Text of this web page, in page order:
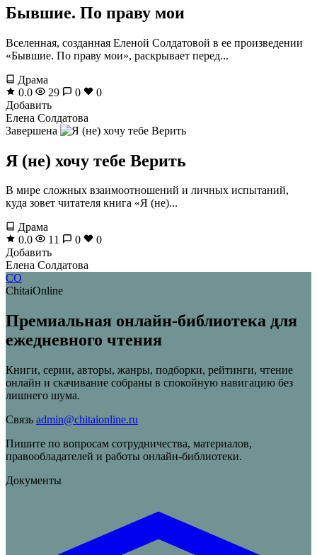
Бывшие. По праву мои
Вселенная, созданная Еленой Солдатовой в ее произведении
«Бывшие. По праву мои», раскрывает перед...
Драма
0.0
29 0
0
Добавить
Елена Солдатова
Завершена
Я (не) хочу тебе Верить
В мире сложных взаимоотношений и личных испытаний,
куда зовет читателя книга «Я (не)...
Драма
0.0
11 0
0
Добавить
Елена Солдатова
CO
ChitaiOnline
Премиальная онлайн-библиотека для
ежедневного чтения
Книги, серии, авторы, жанры, подборки, рейтинги, чтение
онлайн и скачивание собраны в спокойную навигацию без
лишнего шума.
Связь admin@chitaionline.ru
Пишите по вопросам сотрудничества, материалов,
правообладателей и работы онлайн-библиотеки.
Документы